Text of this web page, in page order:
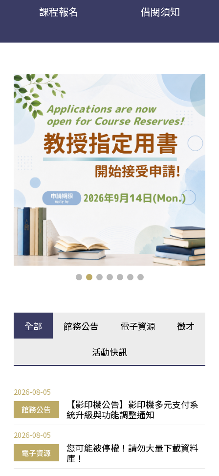
課程報名 借閱須知
全部 館務公告 電子資源 徵才
活動快訊
館務公告
【影印機公告】影印機多元支付系
統升級與功能調整通知
2026-08-05
電子資源
您可能被停權！請勿大量下載資料
庫！
2026-08-05